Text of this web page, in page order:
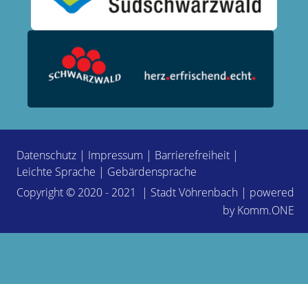
Datenschutz | Impressum | Barrierefreiheit |
Leichte Sprache | Gebärdensprache
Copyright © 2020 - 2021 | Stadt Vöhrenbach | powered
byKomm.ONE